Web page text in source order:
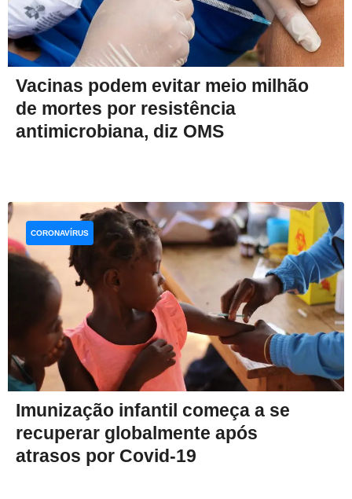
Vacinas podem evitar meio milhão
de mortes por resistência
antimicrobiana, diz OMS
Imunização infantil começa a se
recuperar globalmente após
atrasos por Covid-19
CORONAVÍRUS